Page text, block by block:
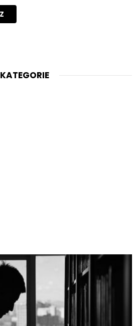
KATEGORIE